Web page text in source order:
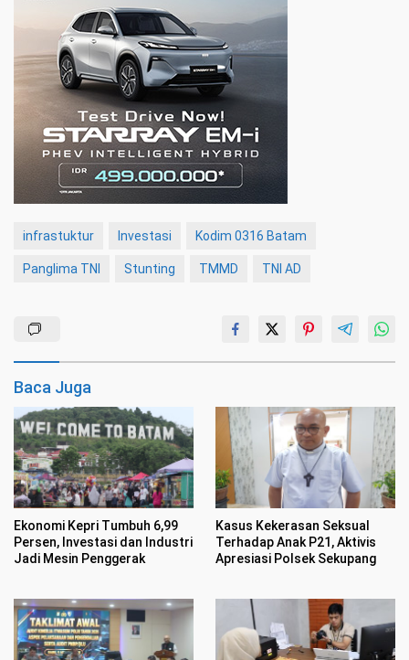
infrastuktur Investasi Kodim 0316 Batam
Panglima TNI Stunting TMMD TNI AD
Baca Juga
Ekonomi Kepri Tumbuh 6,99
Persen, Investasi dan Industri
Jadi Mesin Penggerak
Kasus Kekerasan Seksual
Terhadap Anak P21, Aktivis
Apresiasi Polsek Sekupang